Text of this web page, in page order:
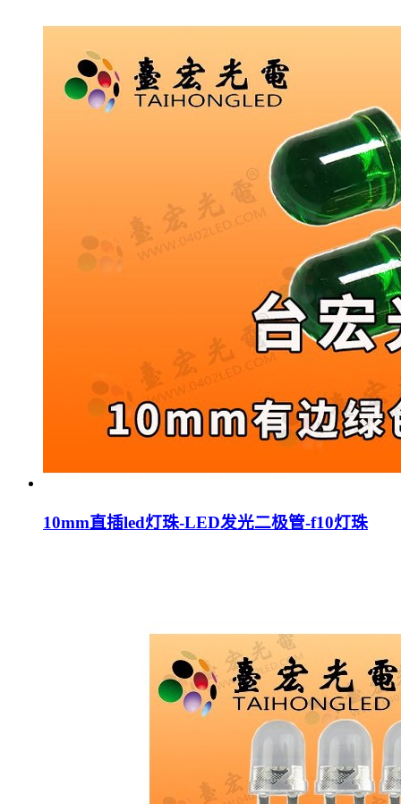
10mm直插led灯珠-LED发光二极管-f10灯珠